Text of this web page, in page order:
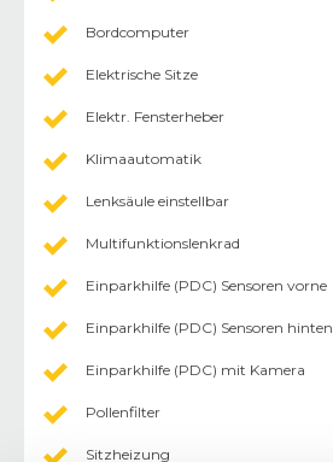
Bordcomputer
Elektrische Sitze
Elektr. Fensterheber
Klimaautomatik
Lenksäule einstellbar
Multifunktionslenkrad
Einparkhilfe (PDC) Sensoren vorne
Einparkhilfe (PDC) Sensoren hinten
Einparkhilfe (PDC) mit Kamera
Pollenfilter
Sitzheizung